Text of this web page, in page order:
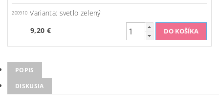
200910 Varianta: svetlo zelený
9,20 €
POPIS
DISKUSIA